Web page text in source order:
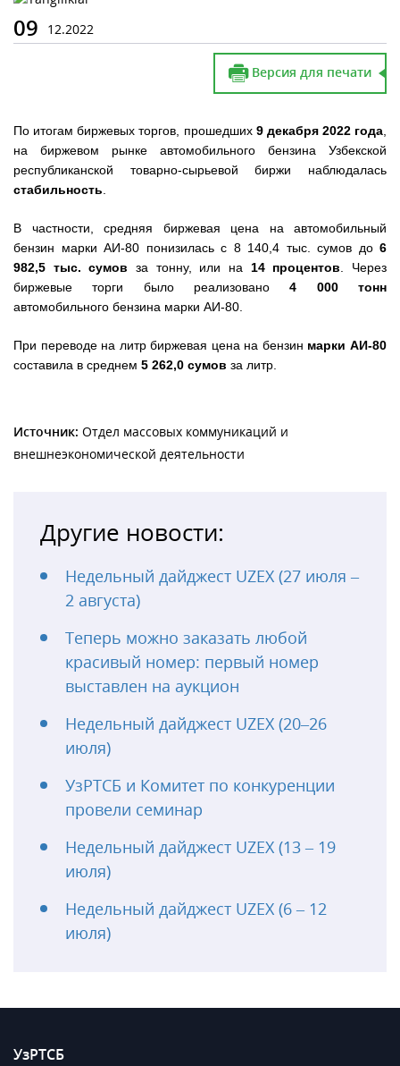
09 12.2022
Версия для печати
По итогам биржевых торгов, прошедших 9 декабря 2022 года,
на биржевом рынке автомобильного бензина Узбекской
республиканской товарно-сырьевой биржи наблюдалась
стабильность.
В частности, средняя биржевая цена на автомобильный
бензин марки АИ-80 понизилась с 8 140,4 тыс. сумов до 6
982,5 тыс. сумов за тонну, или на 14 процентов. Через
биржевые торги было реализовано4 000 тонн
автомобильного бензина марки АИ-80.
При переводе на литр биржевая цена на бензин марки АИ-80
составила в среднем 5 262,0 сумов за литр.
Источник: Отдел массовых коммуникаций и
внешнеэкономической деятельности
Другие новости:
Недельный дайджест UZEX (27 июля –
2 августа)
Теперь можно заказать любой
красивый номер: первый номер
выставлен на аукцион
Недельный дайджест UZEX (20–26
июля)
УзРТСБ и Комитет по конкуренции
провели семинар
Недельный дайджест UZEX (13 – 19
июля)
Недельный дайджест UZEX (6 – 12
июля)
УзРТСБ